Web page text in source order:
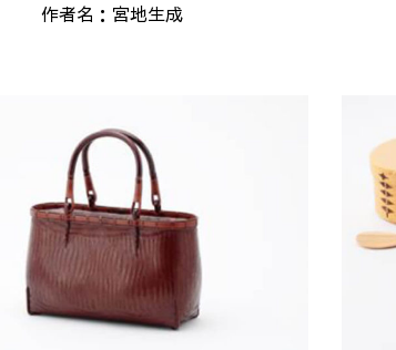
作者名： 宮地生成